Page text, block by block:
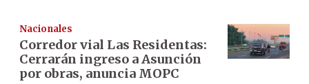
Nacionales
Corredor vial Las Residentas:
Cerrarán ingreso a Asunción
por obras, anuncia MOPC